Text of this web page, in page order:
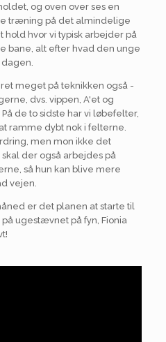
og oven over ses en
træning på det almindelige
hold hvor vi typisk arbejder på
bane, alt efter hvad den unge
meget på teknikken også -
dvs. vippen, A'et og
de to sidste har vi løbefelter,
ramme dybt nok i felterne.
men mon ikke det
skal der også arbejdes på
så hun kan blive mere
vejen.
er det planen at starte til
ugestævnet på fyn, Fionia